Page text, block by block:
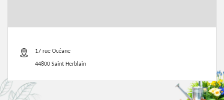
17 rue Océane
44800 Saint Herblain